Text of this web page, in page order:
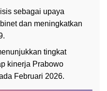
sebagai upaya
dan meningkatkan
tingkat
kinerja Prabowo
Februari 2026.